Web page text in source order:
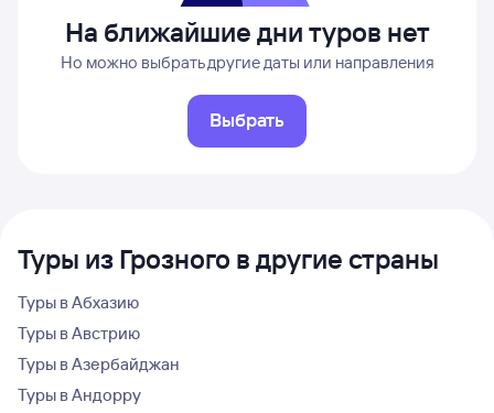
На ближайшие дни туров нет
Но можно выбрать другие даты или направления
Выбрать
Туры из Грозного в другие страны
Туры в Абхазию
Туры в Австрию
Туры в Азербайджан
Туры в Андорру